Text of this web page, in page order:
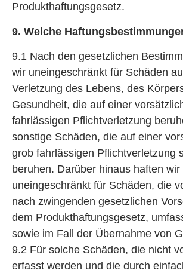
Produkthaftungsgesetz.
9. Welche
9.1 Nach den gesetzlichen
wir uneingeschränkt für Schäden
Verletzung des Lebens, des
Gesundheit, die auf einer
fahrlässigen Pflichtverletzung
sonstige Schäden, die auf einer
grob fahrlässigen Pflichtverletzung
beruhen. Darüber hinaus haften wir
uneingeschränkt für Schäden, die
nach zwingenden gesetzlichen
dem Produkthaftungsgesetz,
sowie im Fall der Übernahme von
9.2 Für solche Schäden, die nicht
erfasst werden und die durch